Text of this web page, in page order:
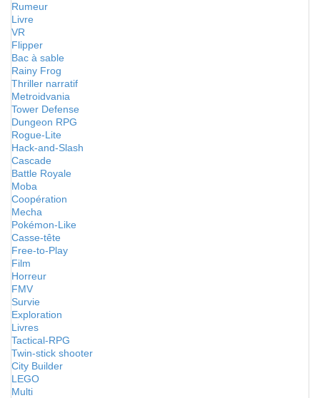
Rumeur
Livre
VR
Flipper
Bac à sable
Rainy Frog
Thriller narratif
Metroidvania
Tower Defense
Dungeon RPG
Rogue-Lite
Hack-and-Slash
Cascade
Battle Royale
Moba
Coopération
Mecha
Pokémon-Like
Casse-tête
Free-to-Play
Film
Horreur
FMV
Survie
Exploration
Livres
Tactical-RPG
Twin-stick shooter
City Builder
LEGO
Multi